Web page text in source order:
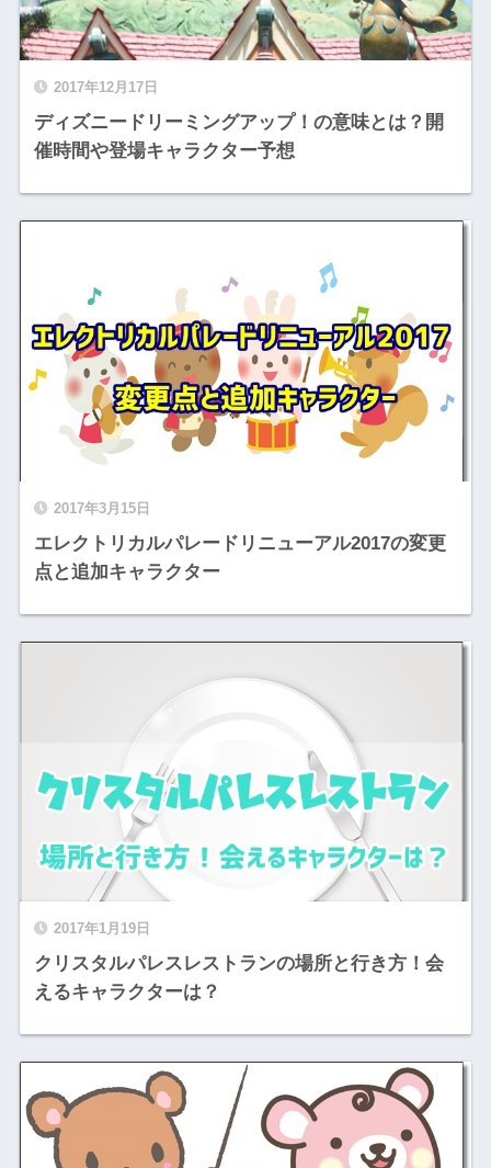
2017年12月17日
ディズニードリーミングアップ！の意味とは？開
催時間や登場キャラクター予想
2017年3月15日
エレクトリカルパレードリニューアル2017の変更
点と追加キャラクター
2017年1月19日
クリスタルパレスレストランの場所と行き方！会
えるキャラクターは？